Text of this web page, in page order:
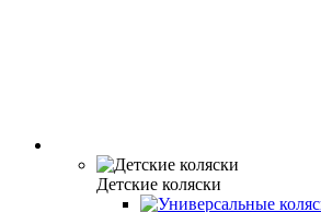
Детские коляски